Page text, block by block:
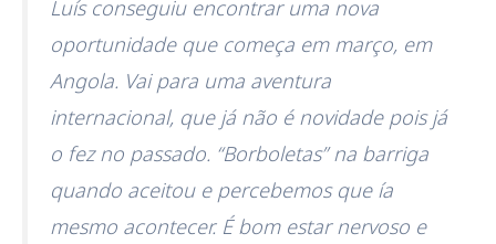
Luís conseguiu encontrar uma nova
oportunidade que começa em março, em
Angola. Vai para uma aventura
internacional, que já não é novidade pois já
o fez no passado. “Borboletas” na barriga
quando aceitou e percebemos que ía
mesmo acontecer. É bom estar nervoso e